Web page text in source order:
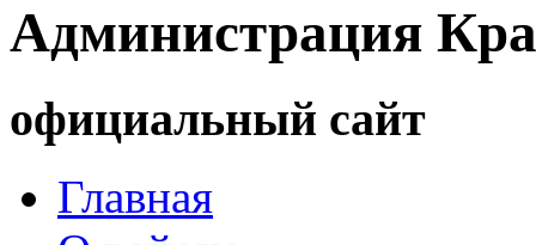
Администрация
официальный сайт
Главная